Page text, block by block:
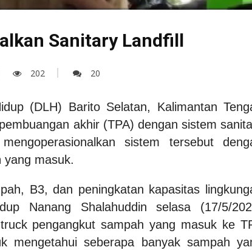
Sanitary Landfill
202 20
(DLH) Barito Selatan, Kalimantan
akhir (TPA) dengan sistem
sistem tersebut
yang masuk.
B3, dan peningkatan kapasitas
Nanang Shalahuddin selasa (17/5/
pengangkut sampah yang masuk ke
mengetahui seberapa banyak sampah